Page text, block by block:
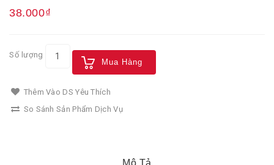
38.000₫
Số lượng
Mua Hàng
Thêm Vào DS Yêu Thích
So Sánh Sản Phẩm Dịch Vụ
Mô Tả